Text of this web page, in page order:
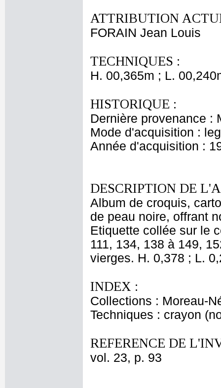
ATTRIBUTION
FORAIN Jean Louis
TECHNIQUES :
H. 00,365m ; L.
HISTORIQUE :
Dernière provenance :
Mode d'acquisition :
Année d'acquisition :
DESCRIPTION DE
Album de croquis,
de peau noire, offrant
Etiquette collée sur le
111, 134, 138 à 149,
vierges. H. 0,378 ; L.
INDEX :
Collections : Moreau-
Techniques : crayon
REFERENCE DE
vol. 23, p. 93